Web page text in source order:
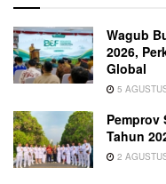
Wagub
2026,
Global
5
Pemprov
Tahun
2